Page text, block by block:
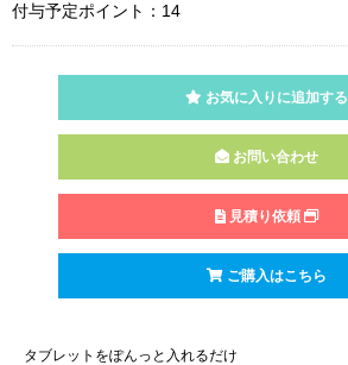
付与予定ポイント：14
お気に入りに追加する
お問い合わせ
見積り依頼
ご購入はこちら
タブレットをぽんっと入れるだけ